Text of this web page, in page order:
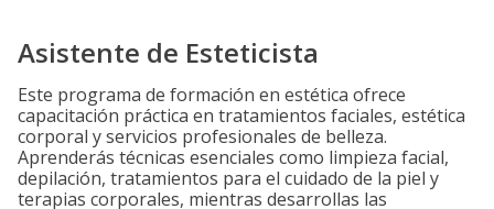
Asistente de Esteticista
Este programa de formación en estética ofrece
capacitación práctica en tratamientos faciales, estética
corporal y servicios profesionales de belleza.
Aprenderás técnicas esenciales como limpieza facial,
depilación, tratamientos para el cuidado de la piel y
terapias corporales, mientras desarrollas las